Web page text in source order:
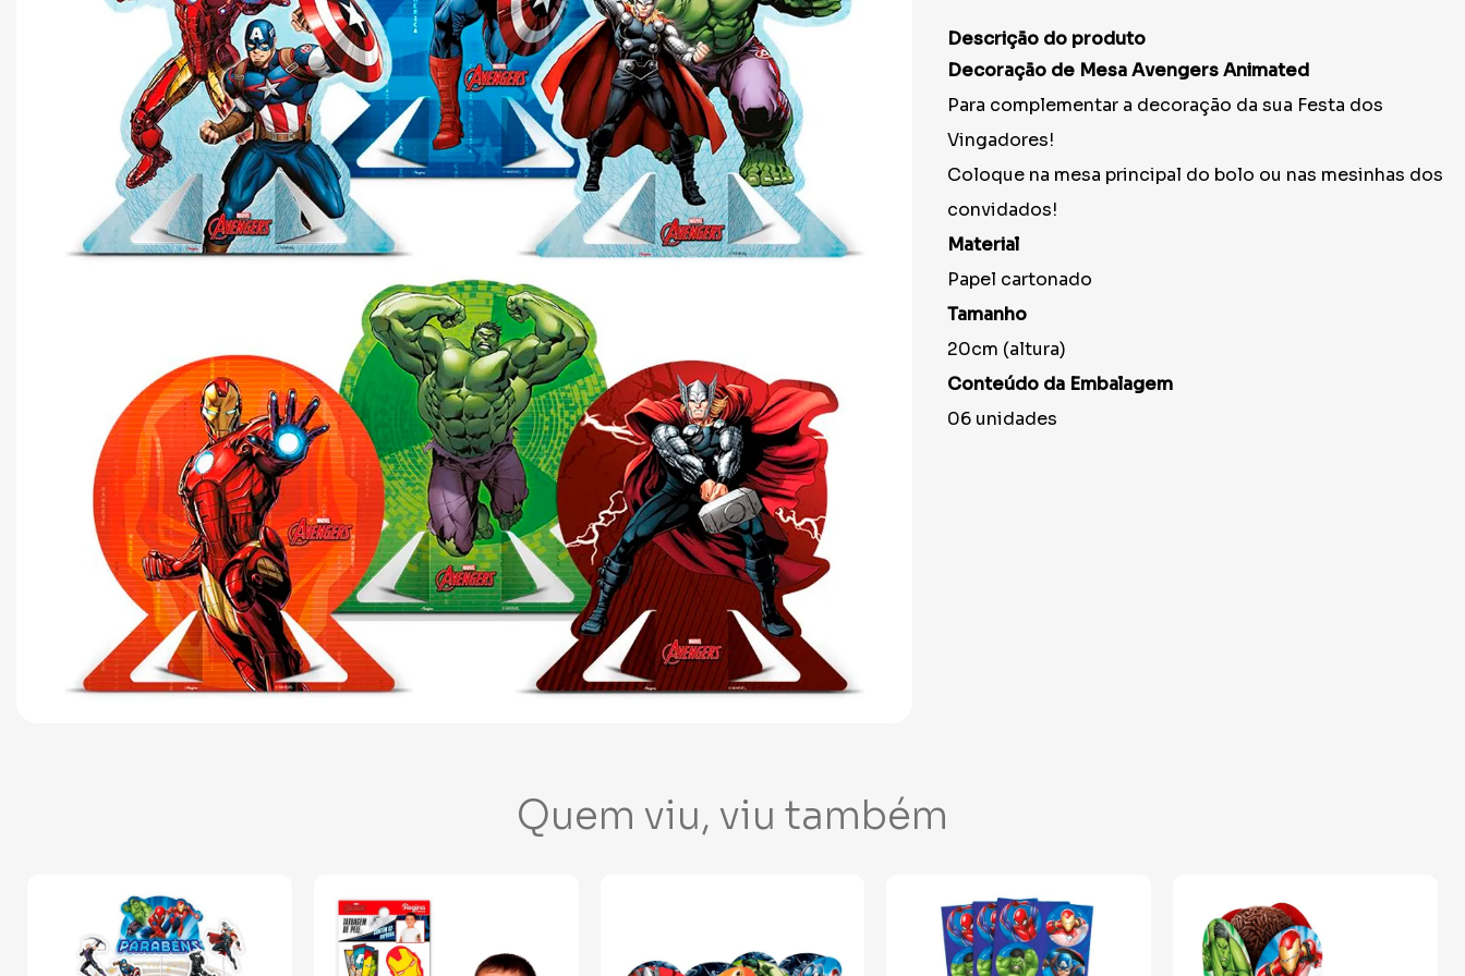
10º copo
Descrição do produto
Decoração de Mesa Avengers Animated
Para complementar a decoração da sua Festa dos
Vingadores!
Coloque na mesa principal do bolo ou nas mesinhas dos
convidados!
Material
Papel cartonado
Tamanho
20cm (altura)
Conteúdo da Embalagem
06 unidades
Quem viu, viu também